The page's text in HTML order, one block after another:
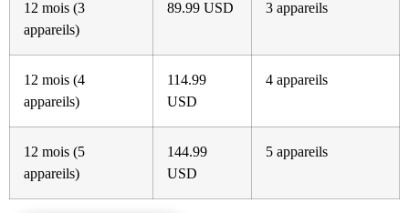
12 mois (3
appareils)
89.99 USD 3 appareils
12 mois (4
appareils)
114.99
USD
4 appareils
12 mois (5
appareils)
144.99
USD
5 appareils